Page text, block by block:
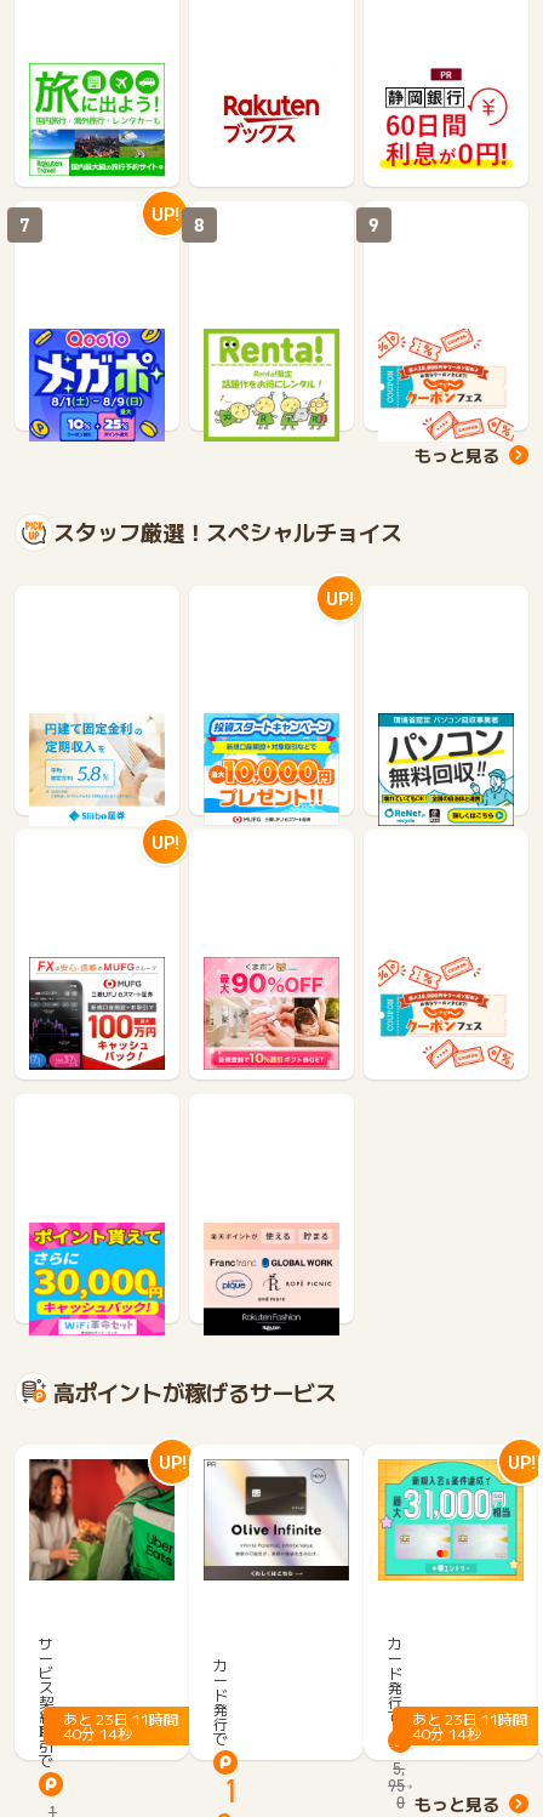
楽天トラベル
1%
BOOKS）
1%
静岡銀行カードロー
ンSELECA（セレ
カ）
26,250
35,000
Qoo10（キューテ
ン）
0.95% 1%
7 UP!
電子貸本Renta!
3.5%
8
じゃらんnet
1.2%
9
もっと見る
スタッフ厳選！スペシャルチョイス
Siiibo証券「おまと
め債」【100万円以
上投資】
80,000
三菱UFJ eスマート
証券（旧：auカブコ
ム証券）【初回取引
100円以上】
5,250 8,500
UP!
パソコン無料回収<
宅配便回収のリネッ
ト>300
三菱UFJ eスマート
証券 FX（旧：auカ
ブコムFX）【初回
取引50万通貨以上】
14,500
24,000
UP!
くまポン byGMO
3%
じゃらんnet
1.2%
WiFi革命セット【最
大13万円キャッシュ
バック】
26,000
Rakuten Fashion
(楽天ファッション)
3.4%
高ポイントが稼げるサービス
e
r
E
a
t
s
（ウ
ー
サ
ー
ビ
ス
契
約・
取
引
で
あと 23日 11時間
40分 13秒
UP!
B
C】
O
l
i
v
カ
ー
ド
発
行
で
1
住
友
カ
ー
ド
ゴ
ー
ル
カ
ー
ド
発
行
で
5,
95
0
あと 23日 11時間
40分 13秒
UP!
もっと見る